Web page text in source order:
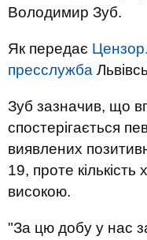
Володимир Зуб.
Як передає
пресслужба
Зуб зазначив, що
спостерігається
виявлених
19, проте
високою.
"За цю добу у нас